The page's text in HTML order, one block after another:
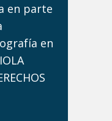
en parte
en